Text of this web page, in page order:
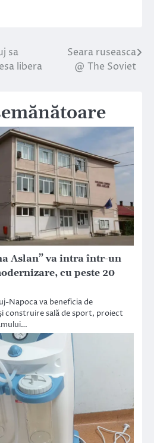
sa
libera
Seara ruseasca
@ The Soviet
Aslan” va intra într-un
cu peste 20
Napoca va beneficia de
construire sală de sport, proiect